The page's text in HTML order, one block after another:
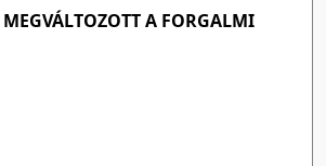
MEGVÁLTOZOTT A FORGALMI